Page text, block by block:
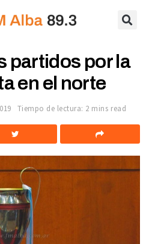
partidos por la
en el norte
Tiempo de lectura: 2 mins read